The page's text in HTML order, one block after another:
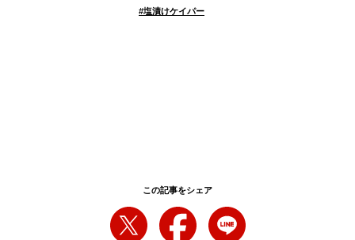
#塩漬けケイパー
この記事をシェア